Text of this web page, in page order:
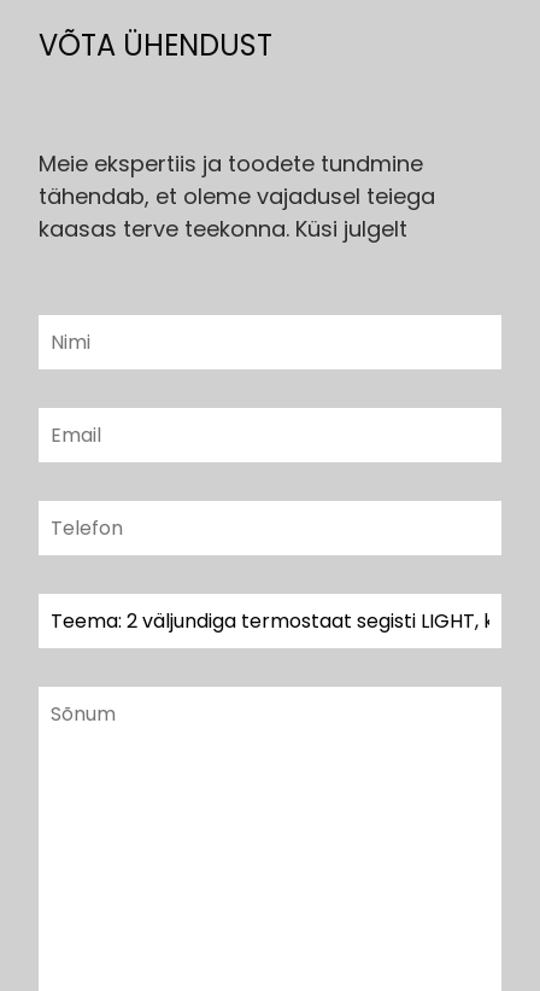
VÕTA ÜHENDUST
Meie ekspertiis ja toodete tundmine
tähendab, et oleme vajadusel teiega
kaasas terve teekonna. Küsi julgelt